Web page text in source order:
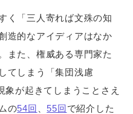
く「三人寄れば文殊の知
造的なアイディアはなか
また、権威ある専門家た
てしまう「集団浅慮
象が起きてしまうことさえ
の54回 55回 で紹介した